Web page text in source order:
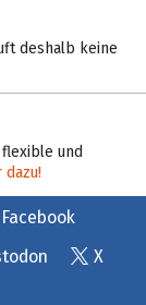
deshalb keine
und
dazu!
Facebook
X